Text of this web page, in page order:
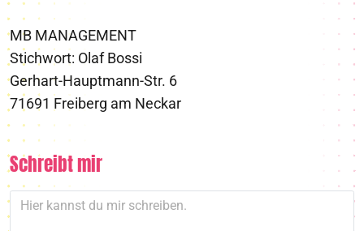
MB MANAGEMENT
Stichwort: Olaf Bossi
Gerhart-Hauptmann-Str. 6
71691 Freiberg am Neckar
Schreibt mir